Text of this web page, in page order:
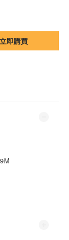
立即購買